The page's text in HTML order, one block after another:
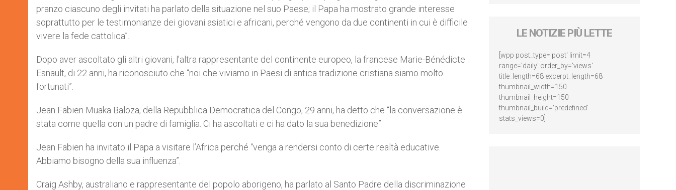
pranzo ciascuno degli invitati ha parlato della situazione nel suo Paese; il Papa ha mostrato grande interesse
soprattutto per le testimonianze dei giovani asiatici e africani, perché vengono da due continenti in cui è difficile
vivere la fede cattolica”.
Dopo aver ascoltato gli altri giovani, l’altra rappresentante del continente europeo, la francese Marie-Bénédicte
Esnault, di 22 anni, ha riconosciuto che “noi che viviamo in Paesi di antica tradizione cristiana siamo molto
fortunati”.
Jean Fabien Muaka Baloza, della Repubblica Democratica del Congo, 29 anni, ha detto che “la conversazione è
stata come quella con un padre di famiglia. Ci ha ascoltati e ci ha dato la sua benedizione”.
Jean Fabien ha invitato il Papa a visitare l’Africa perché “venga a rendersi conto di certe realtà educative.
Abbiamo bisogno della sua influenza”.
Craig Ashby, australiano e rappresentante del popolo aborigeno, ha parlato al Santo Padre della discriminazione
LE NOTIZIE PIÙ LETTE
[wpp post_type='post' limit=4
range='daily' order_by='views'
title_length=68 excerpt_length=68
thumbnail_width=150
thumbnail_height=150
thumbnail_build='predefined'
stats_views=0]